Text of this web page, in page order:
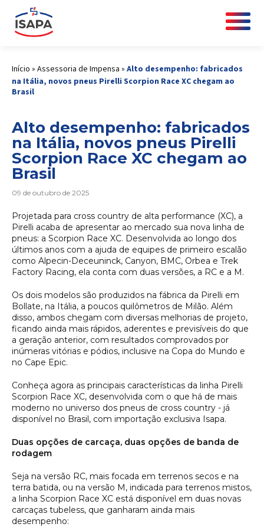
Início » Assessoria de Impensa » Alto desempenho: fabricados
na Itália, novos pneus Pirelli Scorpion Race XC chegam ao
Brasil
Alto desempenho: fabricados
na Itália, novos pneus Pirelli
Scorpion Race XC chegam ao
Brasil
09 de outubro de 2025
Projetada para cross country de alta performance (XC), a
Pirelli acaba de apresentar ao mercado sua nova linha de
pneus: a Scorpion Race XC. Desenvolvida ao longo dos
últimos anos com a ajuda de equipes de primeiro escalão
como Alpecin-Deceuninck, Canyon, BMC, Orbea e Trek
Factory Racing, ela conta com duas versões, a RC e a M.
Os dois modelos são produzidos na fábrica da Pirelli em
Bollate, na Itália, a poucos quilômetros de Milão. Além
disso, ambos chegam com diversas melhorias de projeto,
ficando ainda mais rápidos, aderentes e previsíveis do que
a geração anterior, com resultados comprovados por
inúmeras vitórias e pódios, inclusive na Copa do Mundo e
no Cape Epic.
Conheça agora as principais características da linha Pirelli
Scorpion Race XC, desenvolvida com o que há de mais
moderno no universo dos pneus de cross country - já
disponível no Brasil, com importação exclusiva Isapa.
Duas opções de carcaça, duas opções de banda de
rodagem
Seja na versão RC, mais focada em terrenos secos e na
terra batida, ou na versão M, indicada para terrenos mistos,
a linha Scorpion Race XC está disponível em duas novas
carcaças tubeless, que ganharam ainda mais
desempenho: